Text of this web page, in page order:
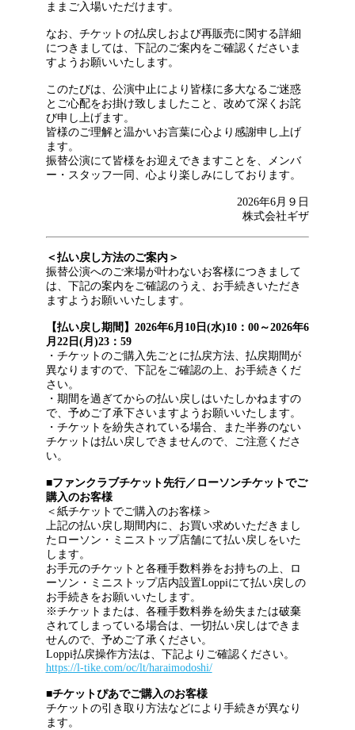
ままご入場いただけます。
なお、チケットの払戻しおよび再販売に関する詳細
につきましては、下記のご案内をご確認くださいま
すようお願いいたします。
このたびは、公演中止により皆様に多大なるご迷惑
とご心配をお掛け致しましたこと、改めて深くお詫
び申し上げます。
皆様のご理解と温かいお言葉に心より感謝申し上げ
ます。
振替公演にて皆様をお迎えできますことを、メンバ
ー・スタッフ一同、心より楽しみにしております。
2026年6⽉９⽇
株式会社ギザ
＜払い戻し方法のご案内＞
振替公演へのご来場が叶わないお客様につきまして
は、下記の案内をご確認のうえ、お手続きいただき
ますようお願いいたします。
【払い戻し期間】2026年6月10日(水)10：00～2026年6
月22日(月)23：59
・チケットのご購入先ごとに払戻方法、払戻期間が
異なりますので、下記をご確認の上、お手続きくだ
さい。
・期間を過ぎてからの払い戻しはいたしかねますの
で、予めご了承下さいますようお願いいたします。
・チケットを紛失されている場合、また半券のない
チケットは払い戻しできませんので、ご注意くださ
い。
■ファンクラブチケット先行／ローソンチケットでご
購入のお客様
＜紙チケットでご購入のお客様＞
上記の払い戻し期間内に、お買い求めいただきまし
たローソン・ミニストップ店舗にて払い戻しをいた
します。
お手元のチケットと各種手数料券をお持ちの上、ロ
ーソン・ミニストップ店内設置Loppiにて払い戻しの
お手続きをお願いいたします。
※チケットまたは、各種手数料券を紛失または破棄
されてしまっている場合は、一切払い戻しはできま
せんので、予めご了承ください。
Loppi払戻操作方法は、下記よりご確認ください。
https://l-tike.com/oc/lt/haraimodoshi/
■チケットぴあでご購入のお客様
チケットの引き取り方法などにより手続きが異なり
ます。